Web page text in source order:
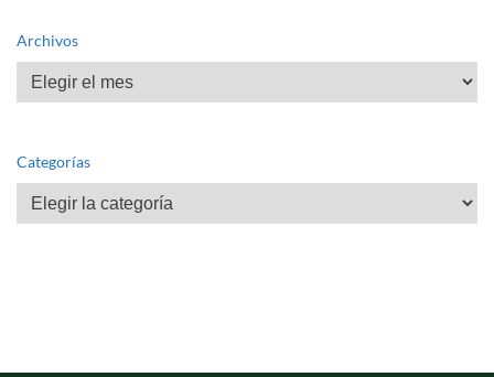
Archivos
Archivos
Categorías
Categorías